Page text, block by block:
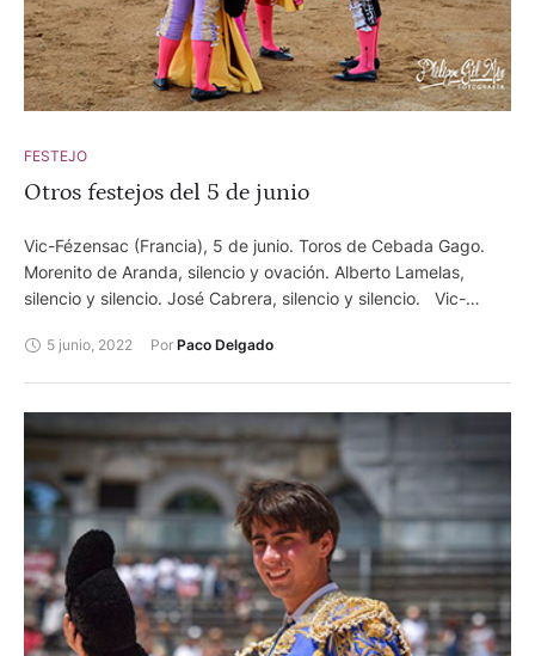
FESTEJO
Otros festejos del 5 de junio
Vic-Fézensac (Francia), 5 de junio. Toros de Cebada Gago.
Morenito de Aranda, silencio y ovación. Alberto Lamelas,
silencio y silencio. José Cabrera, silencio y silencio. Vic-
Rubén Pinar, silencio y silencio. Javier Cortés, ovación y
de Sancho Dávila Juan Luis Pizarro, oreja y dos orejas. Paco
Ureña, palmas y dos orejas. Roca Rey, silencio con pitos al
toro y dos orejas.
5 junio, 2022 Por Paco Delgado